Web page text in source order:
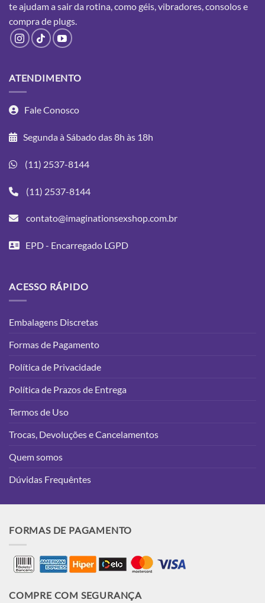
te ajudam a sair da rotina, como géis, vibradores, consolos e
comprade plugs.
ATENDIMENTO
Fale Conosco
Segunda à Sábado das 8h às 18h
(11) 2537-8144
(11) 2537-8144
contato@imaginationsexshop.com.br
EPD - Encarregado LGPD
ACESSO RÁPIDO
Embalagens Discretas
Formas de Pagamento
Política de Privacidade
Política de Prazos de Entrega
Termos de Uso
Trocas, Devoluções e Cancelamentos
Quem somos
Dúvidas Frequêntes
FORMAS DE PAGAMENTO
COMPRE COM SEGURANÇA